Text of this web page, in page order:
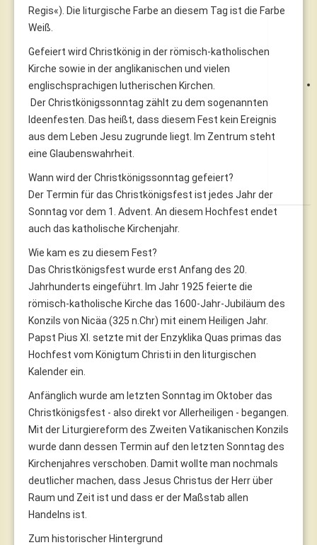
Regis«). Die liturgische Farbe an diesem Tag ist die Farbe
Weiß.
Gefeiert wird Christkönig in der römisch-katholischen
Kirche sowie in der anglikanischen und vielen
englischsprachigen lutherischen Kirchen.
Der Christkönigssonntag zählt zu dem sogenannten
Ideenfesten. Das heißt, dass diesem Fest kein Ereignis
aus dem Leben Jesu zugrunde liegt. Im Zentrum steht
eine Glaubenswahrheit.
Wann wird der Christkönigssonntag gefeiert?
Der Termin für das Christkönigsfest ist jedes Jahr der
Sonntag vor dem 1. Advent. An diesem Hochfest endet
auch das katholische Kirchenjahr.
Wie kam es zu diesem Fest?
Das Christkönigsfest wurde erst Anfang des 20.
Jahrhunderts eingeführt. Im Jahr 1925 feierte die
römisch-katholische Kirche das 1600-Jahr-Jubiläum des
Konzils von Nicäa (325 n.Chr) mit einem Heiligen Jahr.
Papst Pius XI. setzte mit der Enzyklika Quas primas das
Hochfest vom Königtum Christi in den liturgischen
Kalender ein.
Anfänglich wurde am letzten Sonntag im Oktober das
Christkönigsfest - also direkt vor Allerheiligen - begangen.
Mit der Liturgiereform des Zweiten Vatikanischen Konzils
wurde dann dessen Termin auf den letzten Sonntag des
Kirchenjahres verschoben. Damit wollte man nochmals
deutlicher machen, dass Jesus Christus der Herr über
Raum und Zeit ist und dass er der Maßstab allen
Handelns ist.
Zum historischer Hintergrund